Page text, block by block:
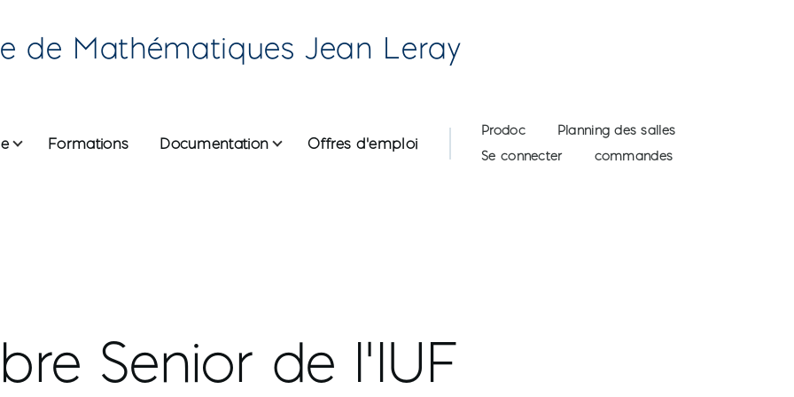
de Mathématiques Jean Leray
Formations Documentation Offres d'emploi
User account menu
Prodoc
Planning des salles
Se connecter
commandes
Senior de l'IUF